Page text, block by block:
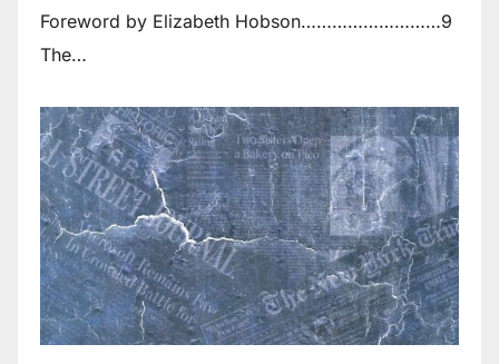
Foreword by Elizabeth Hobson………………………9
The…